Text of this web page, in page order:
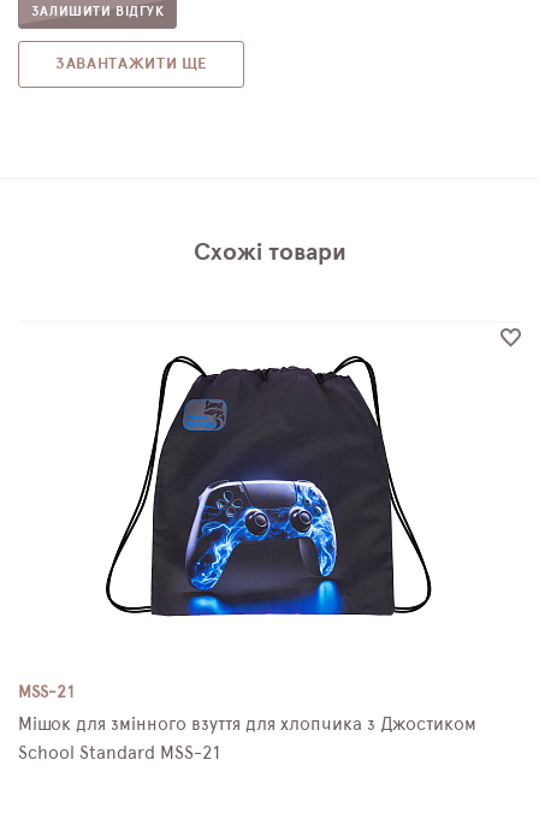
ЗАЛИШИТИ ВІДГУК
ЗАВАНТАЖИТИ ЩЕ
Схожі товари
MSS-21
Мішок для змінного взуття для хлопчика з Джостиком
School Standard MSS-21